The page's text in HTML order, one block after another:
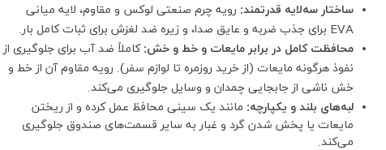
ساختار سه‌لایه قدرتمند: رویه چرم صنعتی لوکس و مقاوم، لایه میانی
EVA برای جذب ضربه و عایق صدا، و زیره ضد لغزش برای ثبات کامل بار.
محافظت کامل در برابر مایعات و خط و خش: کاملاً ضد آب برای جلوگیری از
نفوذ هرگونه مایعات (از خرید روزمره تا لوازم سفر). رویه مقاوم آن از خط و
خش ناشی از جابجایی چمدان و وسایل جلوگیری می‌کند.
لبه‌های بلند و یکپارچه: مانند یک سینی محافظ عمل کرده و از ریختن
مایعات یا پخش شدن گرد و غبار به سایر قسمت‌های صندوق جلوگیری
می‌کند.